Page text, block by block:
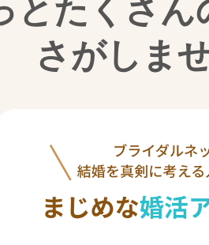
とたくさん
さがしま